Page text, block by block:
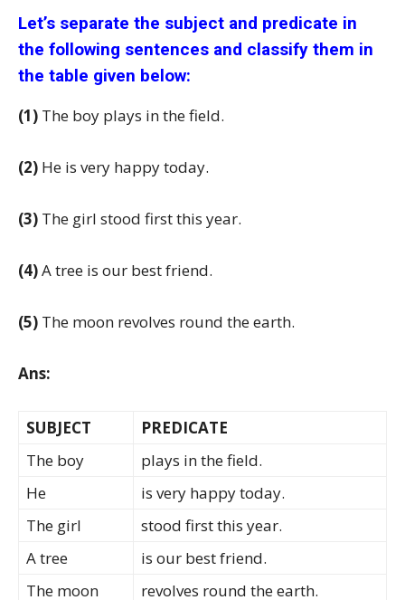
Let’s separate the subject and predicate in
the following sentences and classify them in
the table given below:
(1) The boy plays in the field.
(2) He is very happy today.
(3) The girl stood first this year.
(4)A tree is our best friend.
(5) The moon revolves round the earth.
Ans:
SUBJECT
PREDICATE
The boy
plays in the field.
He
is very happy today.
The girl
stood first this year.
A tree
is our best friend.
The moon
revolves round the earth.